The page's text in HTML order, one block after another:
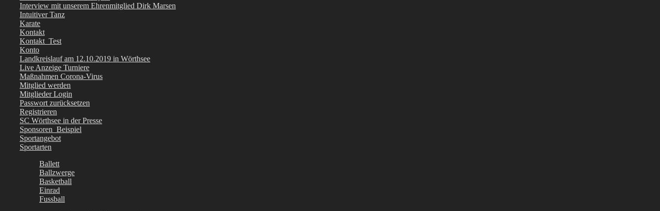
Interview mit unserem Ehrenmitglied Dirk Marsen
Intuitiver Tanz
Karate
Kontakt
Kontakt_Test
Konto
Landkreislauf am 12.10.2019 in Wörthsee
Live Anzeige Turniere
Maßnahmen Corona-Virus
Mitglied werden
Mitglieder Login
Passwort zurücksetzen
Registrieren
SC Wörthsee in der Presse
Sponsoren_Beispiel
Sportangebot
Sportarten
Ballett
Ballzwerge
Basketball
Einrad
Fussball